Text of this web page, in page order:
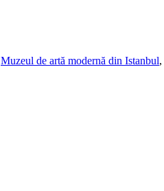
Muzeul de artă modernă din Istanbul,